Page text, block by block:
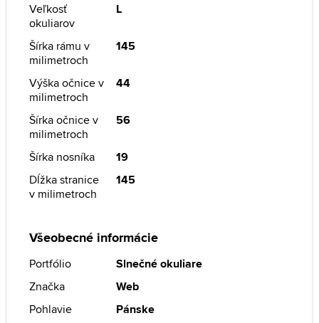
Veľkosť
okuliarov
L
Šírka rámu v
milimetroch
145
Výška očnice v
milimetroch
44
Šírka očnice v
milimetroch
56
Šírka nosníka
19
Dĺžka stranice
v milimetroch
145
Všeobecné informácie
Portfólio
Slnečné okuliare
Značka
Web
Pohlavie
Pánske